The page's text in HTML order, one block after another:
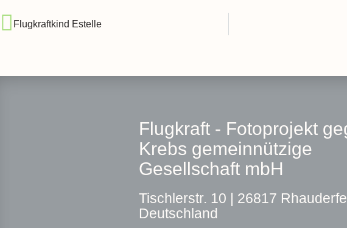
Flugkraftkind Estelle
Flugkraft - Fotoprojekt
Krebs gemeinnützige
Gesellschaft mbH
Tischlerstr. 10 | 26817
Deutschland